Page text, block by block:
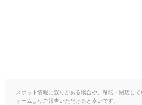
スポット情報に誤りがある場合や、移転・閉店し
ォームよりご報告いただけると幸いです。